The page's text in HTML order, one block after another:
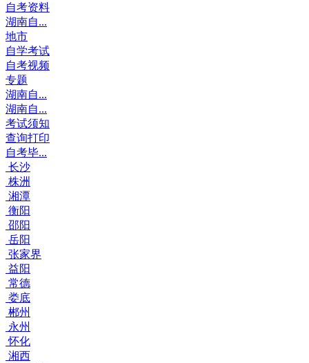
自考资料
湖南自...
地市
自学考试
自考视频
专题
湖南自...
湖南自...
考试须知
查询打印
自考毕...
长沙
株洲
湘潭
衡阳
邵阳
岳阳
张家界
益阳
常德
娄底
郴州
永州
怀化
湘西